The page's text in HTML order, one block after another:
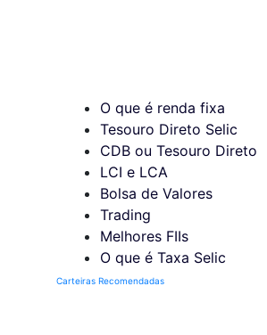
O que é renda fixa
Tesouro Direto Selic
CDB ou Tesouro Direto
LCI e LCA
Bolsa de Valores
Trading
Melhores FIIs
O que é Taxa Selic
Carteiras Recomendadas